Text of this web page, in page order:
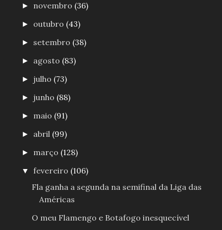
► novembro (36)
► outubro (43)
► setembro (38)
► agosto (83)
► julho (73)
► junho (88)
► maio (91)
► abril (99)
► março (128)
▼fevereiro (106)
Fla ganha a segunda na semifinal da Liga das
Américas
O meu Flamengo e Botafogo inesquecível